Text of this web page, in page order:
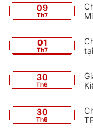
09
Th7
01
Th7
30
Th6
30
Th6